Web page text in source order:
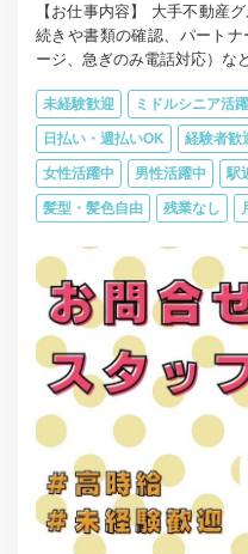
【お仕事内容】 大手不動産
続きや書類の確認、パート
ージ、急ぎのみ電話対応）な
未経験歓迎 ミドルシニア活
日払い・週払いOK 経験者歓
女性活躍中 男性活躍中 駅
髪型・髪色自由 残業なし